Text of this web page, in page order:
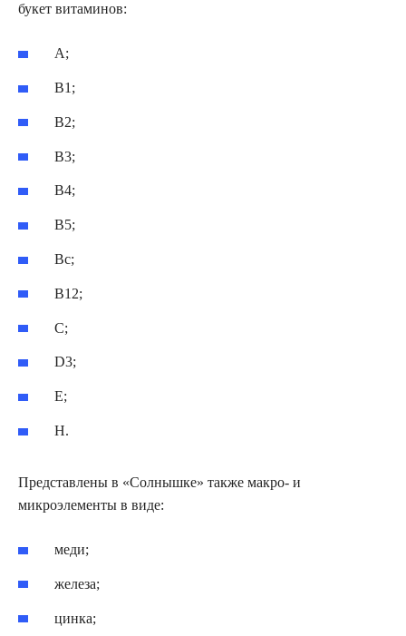
букет витаминов:
А;
В1;
В2;
В3;
В4;
В5;
Вс;
В12;
С;
D3;
Е;
Н.
Представлены в «Солнышке» также макро- и
микроэлементы в виде:
меди;
железа;
цинка;